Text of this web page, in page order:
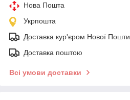
Нова Пошта
Укрпошта
Доставка кур'єром Нової Пошти
Доставка поштою
Всі умови доставки